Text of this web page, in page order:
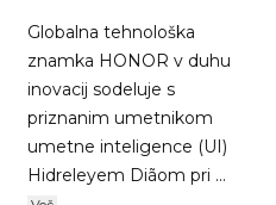
Globalna tehnološka
znamka HONOR v duhu
inovacij sodeluje s
priznanim umetnikom
umetne inteligence (UI)
Hidreleyem Diãom pri ...